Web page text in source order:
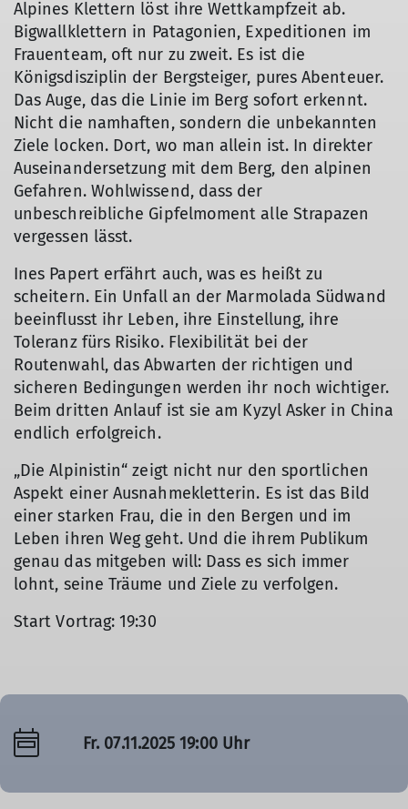
Alpines Klettern löst ihre Wettkampfzeit ab.
Bigwallklettern in Patagonien, Expeditionen im
Frauenteam, oft nur zu zweit. Es ist die
Königsdisziplin der Bergsteiger, pures Abenteuer.
Das Auge, das die Linie im Berg sofort erkennt.
Nicht die namhaften, sondern die unbekannten
Ziele locken. Dort, wo man allein ist. In direkter
Auseinandersetzung mit dem Berg, den alpinen
Gefahren. Wohlwissend, dass der
unbeschreibliche Gipfelmoment alle Strapazen
vergessen lässt.
Ines Papert erfährt auch, was es heißt zu
scheitern. Ein Unfall an der Marmolada Südwand
beeinflusst ihr Leben, ihre Einstellung, ihre
Toleranz fürs Risiko. Flexibilität bei der
Routenwahl, das Abwarten der richtigen und
sicheren Bedingungen werden ihr noch wichtiger.
Beim dritten Anlauf ist sie am Kyzyl Asker in China
endlich erfolgreich.
„Die Alpinistin“ zeigt nicht nur den sportlichen
Aspekt einer Ausnahmekletterin. Es ist das Bild
einer starken Frau, die in den Bergen und im
Leben ihren Weg geht. Und die ihrem Publikum
genau das mitgeben will: Dass es sich immer
lohnt, seine Träume und Ziele zu verfolgen.
Start Vortrag: 19:30
Fr. 07.11.2025 19:00 Uhr